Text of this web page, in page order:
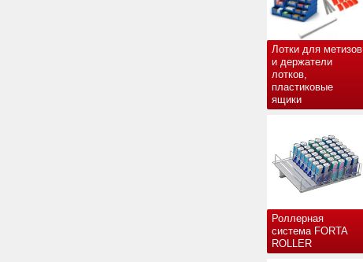
Лотки для метизов
и держатели
лотков,
пластиковые
ящики
Роллерная
система FORTA
ROLLER